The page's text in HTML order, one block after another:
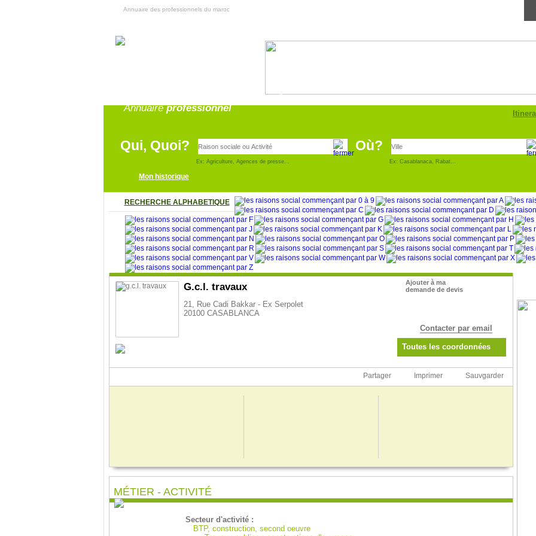
Annuaire des professionnels du maroc
Annuaireprofessionnel
Annoncepro
Qui, Quoi?
Ex: Agriculture, Agences de presse...
Où?
Ex: Casablanaca, Rabat...
Mon historique
RECHERCHE ALPHABETIQUE
G.c.l. travaux
21, Rue Cadi Bakkar - Ex Serpolet
20100 CASABLANCA
Ajouter à ma
demande de devis
Contacter par email
Toutes les coordonnées
Partager Imprimer Sauvgarder
MÉTIER - ACTIVITÉ
Secteur d'activité :
BTP, construction, second oeuvre